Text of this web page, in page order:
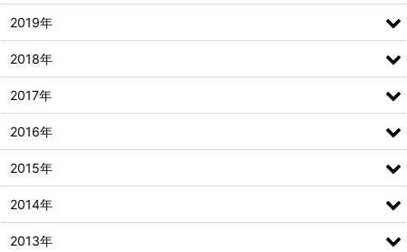
2019年
2018年
2017年
2016年
2015年
2014年
2013年